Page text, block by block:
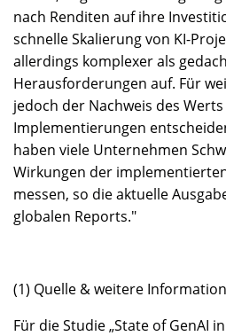
nach Renditen auf ihre
schnelle Skalierung von KI-
allerdings komplexer als
Herausforderungen auf. Für
jedoch der Nachweis des
Implementierungen
haben viele Unternehmen
Wirkungen der
messen, so die aktuelle
globalen Reports."
(1) Quelle & weitere
Für die Studie „State of GenAI